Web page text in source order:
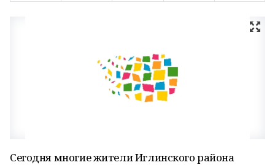
Сегодня многие жители Иглинского района